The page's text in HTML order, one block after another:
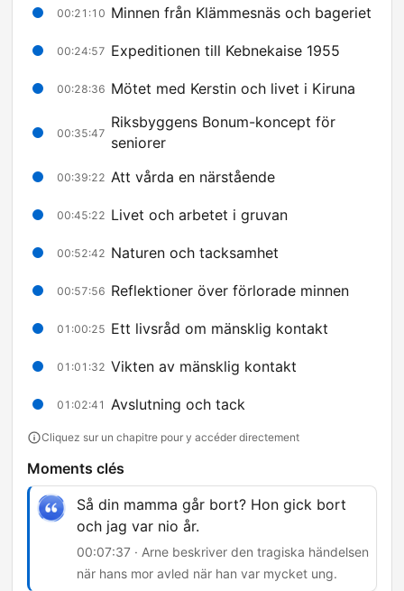
00:21:10 Minnen från Klämmesnäs och bageriet
00:24:57 Expeditionen till Kebnekaise 1955
00:28:36 Mötet med Kerstin och livet i Kiruna
00:35:47
Riksbyggens Bonum-koncept för
seniorer
00:39:22 Att vårda en närstående
00:45:22 Livet och arbetet i gruvan
00:52:42 Naturen och tacksamhet
00:57:56 Reflektioner över förlorade minnen
01:00:25 Ett livsråd om mänsklig kontakt
01:01:32 Vikten av mänsklig kontakt
01:02:41 Avslutning och tack
Cliquez sur un chapitre pour y accéder directement
Moments clés
Så din mamma går bort? Hon gick bort
och jag var nio år.
00:07:37 · Arne beskriver den tragiska händelsen
när hans mor avled när han var mycket ung.